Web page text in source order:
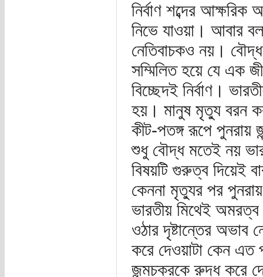
নির্বাণ শব্দের
নিভে যাওয়া। আবার
নেতিবাচকও নয়।
সম্মিলিত হয়ে যে এক
বিচ্ছেদই নির্বাণ।
হয়। মানুষ মৃত্যু বরন
কীট-পতঙ্গ রূপে পুনরায়
শুধু বৌদ্ধ মতেই নয়
বিষয়টি গুরুত্ব দিয়েই
কেননা মৃত্যুর পর
ভারতীয় মিথেই
ওঠার দৃষ্টান্তের
করে দেওয়াটা কেন এত
জন্মচক্রকে রুদ্ধ করে